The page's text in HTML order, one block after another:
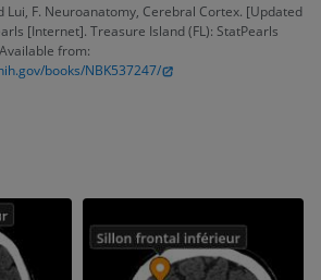
Lui, F. Neuroanatomy, Cerebral Cortex. [Updated
[Internet]. Treasure Island (FL): StatPearls
from:
books/NBK537247/